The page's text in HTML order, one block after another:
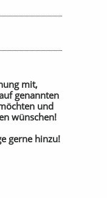
mit,
genannten
und
wünschen!
gerne hinzu!